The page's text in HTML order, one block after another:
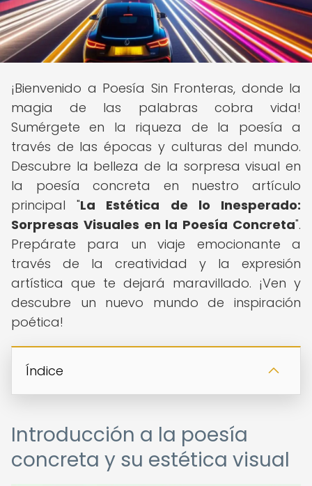
¡Bienvenido a Poesía Sin Fronteras, donde la
magia de las palabras cobra vida!
Sumérgete en la riqueza de la poesía a
través de las épocas y culturas del mundo.
Descubre la belleza de la sorpresa visual en
la poesía concreta en nuestro artículo
principal "La Estética de lo Inesperado:
Sorpresas Visuales en la Poesía Concreta".
Prepárate para un viaje emocionante a
través de la creatividad y la expresión
artística que te dejará maravillado. ¡Ven y
descubre un nuevo mundo de inspiración
poética!
Índice
Introducción a la poesía
concreta y su estética visual